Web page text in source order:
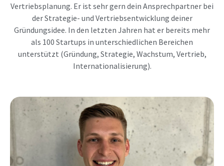
Vertriebsplanung. Er ist sehr gern dein Ansprechpartner bei
der Strategie- und Vertriebsentwicklung deiner
Gründungsidee. In den letzten Jahren hat er bereits mehr
als 100 Startups in unterschiedlichen Bereichen
unterstützt (Gründung, Strategie, Wachstum, Vertrieb,
Internationalisierung).